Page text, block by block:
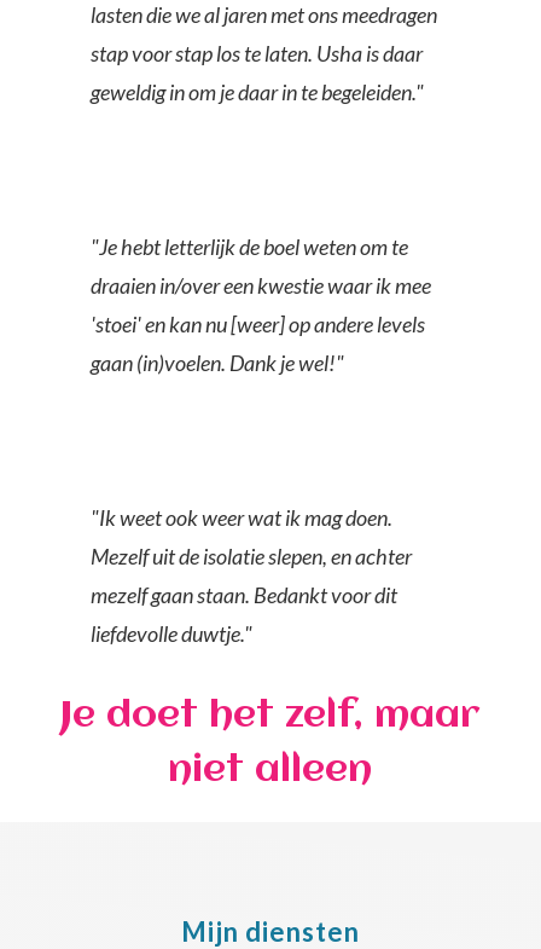
lasten die we al jaren met ons meedragen
stap voor stap los te laten. Usha is daar
geweldig in om je daar in te begeleiden."
"Je hebt letterlijk de boel weten om te
draaien in/over een kwestie waar ik mee
'stoei' en kan nu [weer] op andere levels
gaan (in)voelen. Dank je wel!"
"Ik weet ook weer wat ik mag doen.
Mezelf uit de isolatie slepen, en achter
mezelf gaan staan. Bedankt voor dit
liefdevolle duwtje."
Je doet het zelf, maar
niet alleen
Mijn diensten